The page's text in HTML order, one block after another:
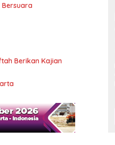
Bersuara
Berikan Kajian